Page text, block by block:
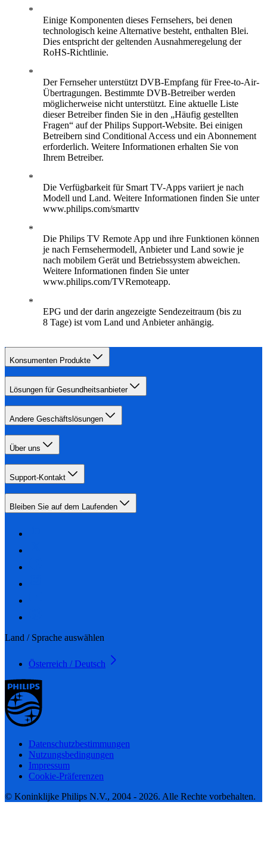
Einige Komponenten dieses Fernsehers, bei denen
technologisch keine Alternative besteht, enthalten Blei.
Dies entspricht der geltenden Ausnahmeregelung der
RoHS-Richtlinie.
Der Fernseher unterstützt DVB-Empfang für Free-to-Air-
Übertragungen. Bestimmte DVB-Betreiber werden
möglicherweise nicht unterstützt. Eine aktuelle Liste
dieser Betreiber finden Sie in den „Häufig gestellten
Fragen“ auf der Philips Support-Website. Bei einigen
Betreibern sind Conditional Access und ein Abonnement
erforderlich. Weitere Informationen erhalten Sie von
Ihrem Betreiber.
Die Verfügbarkeit für Smart TV-Apps variiert je nach
Modell und Land. Weitere Informationen finden Sie unter
www.philips.com/smarttv
Die Philips TV Remote App und ihre Funktionen können
je nach Fernsehermodell, Anbieter und Land sowie je
nach mobilem Gerät und Betriebssystem abweichen.
Weitere Informationen finden Sie unter
www.philips.com/TVRemoteapp.
EPG und der darin angezeigte Sendezeitraum (bis zu
8 Tage) ist vom Land und Anbieter anhängig.
Konsumenten Produkte
Lösungen für Gesundheitsanbieter
Andere Geschäftslösungen
Über uns
Support-Kontakt
Bleiben Sie auf dem Laufenden
Land / Sprache auswählen
Österreich / Deutsch
Datenschutzbestimmungen
Nutzungsbedingungen
Impressum
Cookie-Präferenzen
© Koninklijke Philips N.V., 2004 - 2026. Alle Rechte vorbehalten.